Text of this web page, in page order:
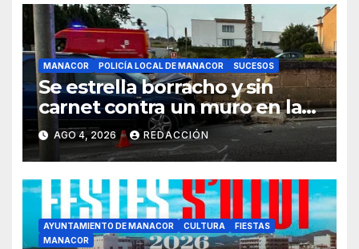
MANACOR POLICÍA LOCAL DE MANACOR SUCESOS
Se estrella borracho y sin
carnet contra un muro en la
ronda del Port de Manacor y
lo destroza
AGO 4, 2026 REDACCIÓN
AYUNTAMIENTO DE MANACOR CULTURA
FIESTAS
MANACOR